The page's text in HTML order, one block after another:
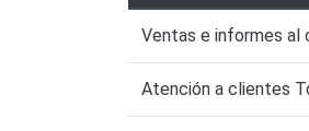
Ventas e informes al
Atención a clientes